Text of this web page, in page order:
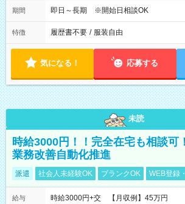
期間 即日～長期 ※開始日相談OK
特徴 履歴書不要 / 服装自由
気になる！ 応募する
未読
時給3000円！！完全在宅も相談可
業務改善自動化推進
派遣 社会人未経験OK ブランクOK WEB登録
給与
時給3000円+交 【月収例】45万円